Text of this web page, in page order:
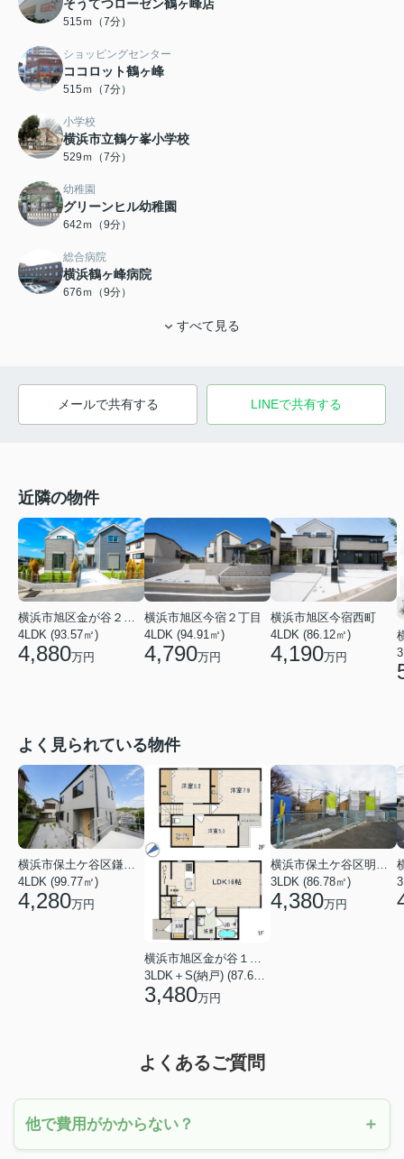
そうてつローゼン鶴ヶ峰店
515ｍ（7分）
ショッピングセンター
ココロット鶴ヶ峰
515ｍ（7分）
小学校
横浜市立鶴ケ峯小学校
529ｍ（7分）
幼稚園
グリーンヒル幼稚園
642ｍ（9分）
総合病院
横浜鶴ヶ峰病院
676ｍ（9分）
すべて見る
メールで共有する LINEで共有する
近隣の物件
横浜市旭区金が谷２丁目
4LDK (93.57㎡)
4,880万円
横浜市旭区今宿２丁目
4LDK (94.91㎡)
4,790万円
横浜市旭区今宿西町
4LDK (86.12㎡)
4,190万円
よく見られている物件
横浜市保土ケ谷区鎌谷町
4LDK (99.77㎡)
4,280万円
横浜市旭区金が谷１丁目
3LDK＋S(納戸) (87.61㎡)
3,480万円
横浜市保土ケ谷区明神台
3LDK (86.78㎡)
4,380万円
よくあるご質問
他で費用がかからない？